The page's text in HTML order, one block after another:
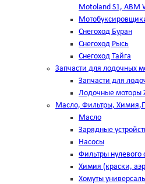
Motoland S1, ABM
Снегоход Буран
Снегоход Рысь
Снегоход Тайга
Запчасти для лодочных
Запчасти для
Лодочные моторы
Масло, Фильтры,
Масло
Зарядные
Насосы
Фильтры нулевого
Химия (краски,
Хомуты